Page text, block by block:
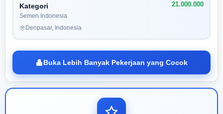
Kategori
Semen Indonesia
21.000.000
Denpasar, Indonesia
Buka Lebih Banyak Pekerjaan yang Cocok